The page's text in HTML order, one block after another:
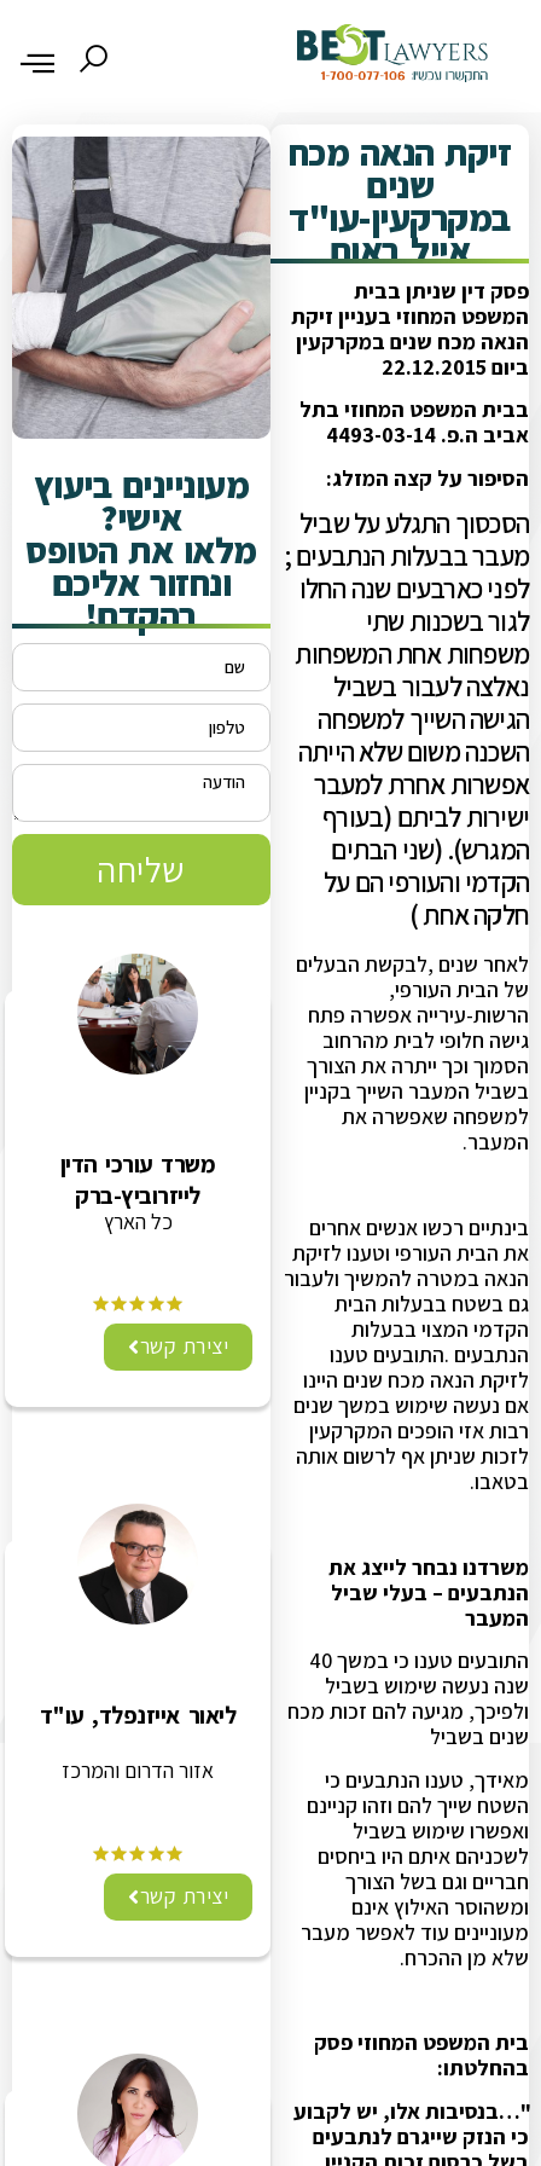
זיקת הנאה מכח
שנים
במקרקעין-עו"ד
אייל באום
פסק דין שניתן בבית
המשפט המחוזי בעניין זיקת
הנאה מכח שנים במקרקעין
ביום 22.12.2015
בבית המשפט המחוזי בתל
אביב ה.פ. 4493-03-14
הסיפור על קצה המזלג:
הסכסוך התגלע על שביל
מעבר בבעלות הנתבעים ;
לפני כארבעים שנה החלו
לגור בשכנות שתי
משפחות אחת המשפחות
נאלצה לעבור בשביל
הגישה השייך למשפחה
השכנה משום שלא הייתה
אפשרות אחרת למעבר
ישירות לביתם (בעורף
המגרש). (שני הבתים
הקדמי והעורפי הם על
חלקה אחת )
לאחר שנים ,לבקשת הבעלים
של הבית העורפי,
הרשות-עירייה אפשרה פתח
גישה חלופי לבית מהרחוב
הסמוך וכך ייתרה את הצורך
בשביל המעבר השייך בקניין
למשפחה שאפשרה את
המעבר.
בינתיים רכשו אנשים אחרים
את הבית העורפי וטענו לזיקת
הנאה במטרה להמשיך ולעבור
גם בשטח בבעלות הבית
הקדמי המצוי בבעלות
הנתבעים .התובעים טענו
לזיקת הנאה מכח שנים היינו
אם נעשה שימוש במשך שנים
רבות אזי הופכים המקרקעין
לזכות שניתן אף לרשום אותה
בטאבו.
משרדנו נבחר לייצג את
הנתבעים – בעלי שביל
המעבר
התובעים טענו כי במשך 40
שנה נעשה שימוש בשביל
ולפיכך, מגיעה להם זכות מכח
שנים בשביל
מאידך, טענו הנתבעים כי
השטח שייך להם וזהו קניינם
ואפשרו שימוש בשביל
לשכניהם איתם היו ביחסים
חבריים וגם בשל הצורך
ומשהוסר האילוץ אינם
מעוניינים עוד לאפשר מעבר
שלא מן ההכרח.
בית המשפט המחוזי פסק
בהחלטתו:
"…בנסיבות אלו, יש לקבוע
כי הנזק שייגרם לנתבעים
מעוניינים ביעוץ
אישי?
מלאו את הטופס
ונחזור אליכם
בהקדם!
שליחה
משרד עורכי הדין
לייזרוביץ-ברק
כל הארץ
יצירת קשר
ליאור אייזנפלד, עו"ד
אזור הדרום והמרכז
יצירת קשר